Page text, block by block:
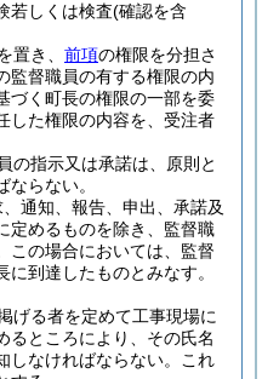
若しくは検査(確認を含
置き、 前項の権限を分担さ
監督職員の有する権限の内
づく町長の権限の一部を委
した権限の内容を、受注者
の指示又は承諾は、原則と
ならない。
通知、報告、申出、承諾及
定めるものを除き、監督職
この場合においては、監督
到達したものとみなす。
げる者を定めて工事現場に
るところにより、その氏名
なければならない。
これ